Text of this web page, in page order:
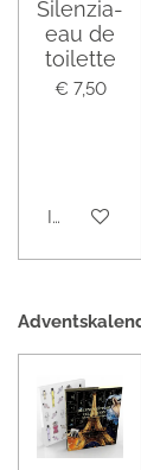
Silenzia-
eau de
toilette
€ 7,50
In